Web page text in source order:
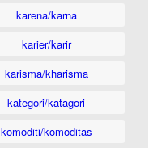
karena/karna
karier/karir
karisma/kharisma
kategori/katagori
komoditi/komoditas